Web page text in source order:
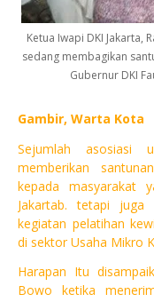
Ketua Iwapi DKI Jakarta,
sedang membagikan
Gubernur DKI
Gambir, Warta Kota
Sejumlah asosiasi
memberikan
kepada masyarakat
Jakartab. tetapi juga
kegiatan pelatihan
di sektor Usaha Mikro
Harapan Itu
Bowo ketika